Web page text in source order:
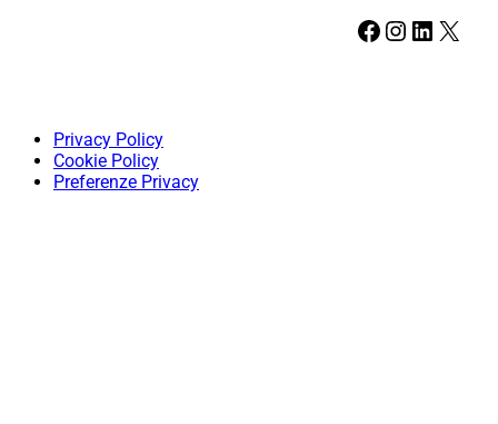
Facebook Instagram LinkedIn X
Privacy Policy
Cookie Policy
Preferenze Privacy